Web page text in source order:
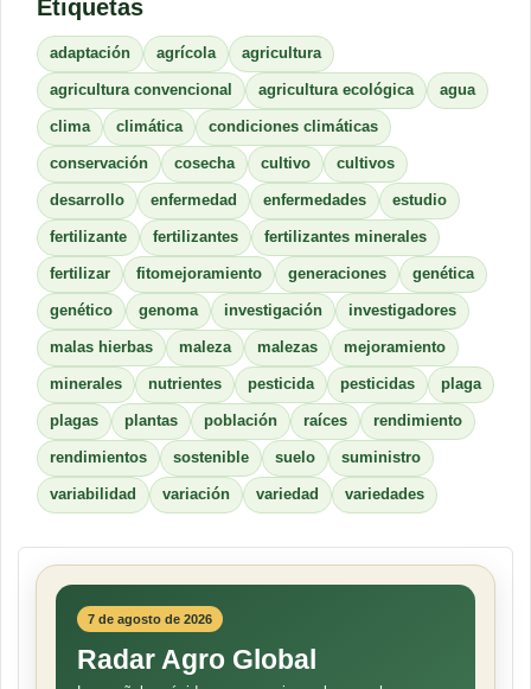
Etiquetas
adaptación agrícola agricultura
agricultura convencional agricultura ecológica agua
clima climática condiciones climáticas
conservación cosecha cultivo cultivos
desarrollo enfermedad enfermedades estudio
fertilizante fertilizantes fertilizantes minerales
fertilizar fitomejoramiento generaciones genética
genético genoma investigación investigadores
malas hierbas maleza malezas mejoramiento
minerales nutrientes pesticida pesticidas plaga
plagas plantas población raíces rendimiento
rendimientos sostenible suelo suministro
variabilidad variación variedad variedades
7 de agosto de 2026
Radar Agro Global